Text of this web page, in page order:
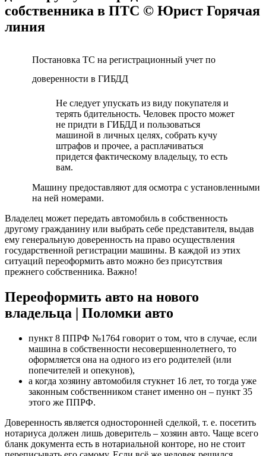
собственника в ПТС © Юрист Горячая
линия
Постановка ТС на регистрационный учет по
доверенности в ГИБДД
Не следует упускать из виду покупателя и
терять бдительность. Человек просто может
не придти в ГИБДД и пользоваться
машиной в личных целях, собрать кучу
штрафов и прочее, а расплачиваться
придется фактическому владельцу, то есть
вам.
Машину предоставляют для осмотра с установленными
на ней номерами.
Владелец может передать автомобиль в собственность
другому гражданину или выбрать себе представителя, выдав
ему генеральную доверенность на право осуществления
государственной регистрации машины. В каждой из этих
ситуаций переоформить авто можно без присутствия
прежнего собственника. Важно!
Переоформить авто на нового
владельца | Поломки авто
пункт 8 ППРФ №1764 говорит о том, что в случае, если
машина в собственности несовершеннолетнего, то
оформляется она на одного из его родителей (или
попечителей и опекунов),
а когда хозяину автомобиля стукнет 16 лет, то тогда уже
законным собственником станет именно он – пункт 35
этого же ППРФ.
Доверенность является односторонней сделкой, т. е. посетить
нотариуса должен лишь доверитель – хозяин авто. Чаще всего
бланк документа есть в нотариальной конторе, но не стоит